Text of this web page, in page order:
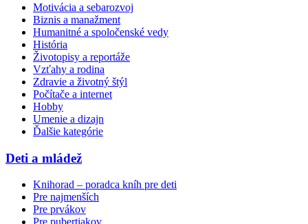
Motivácia a sebarozvoj
Biznis a manažment
Humanitné a spoločenské vedy
História
Životopisy a reportáže
Vzťahy a rodina
Zdravie a životný štýl
Počítače a internet
Hobby
Umenie a dizajn
Ďalšie kategórie
Deti a mládež
Knihorad – poradca kníh pre deti
Pre najmenších
Pre prvákov